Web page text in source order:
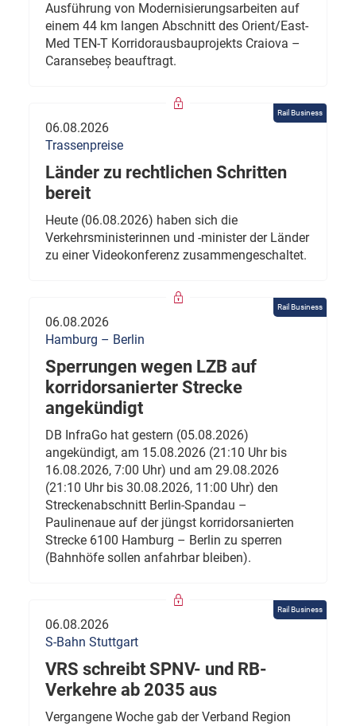
Ausführung von Modernisierungsarbeiten auf
einem 44 km langen Abschnitt des Orient/East-
Med TEN-T Korridorausbauprojekts Craiova –
Caransebeș beauftragt.
Rail Business
06.08.2026
Trassenpreise
Länder zu rechtlichen Schritten
bereit
Heute (06.08.2026) haben sich die
Verkehrsministerinnen und -minister der Länder
zu einer Videokonferenz zusammengeschaltet.
Rail Business
06.08.2026
Hamburg – Berlin
Sperrungen wegen LZB auf
korridorsanierter Strecke
angekündigt
DB InfraGo hat gestern (05.08.2026)
angekündigt, am 15.08.2026 (21:10 Uhr bis
16.08.2026, 7:00 Uhr) und am 29.08.2026
(21:10 Uhr bis 30.08.2026, 11:00 Uhr) den
Streckenabschnitt Berlin-Spandau –
Paulinenaue auf der jüngst korridorsanierten
Strecke 6100 Hamburg – Berlin zu sperren
(Bahnhöfe sollen anfahrbar bleiben).
Rail Business
06.08.2026
S-Bahn Stuttgart
VRS schreibt SPNV- und RB-
Verkehre ab 2035 aus
Vergangene Woche gab der Verband Region